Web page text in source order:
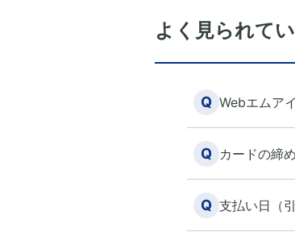
よく見られて
Q Webエムア
Q カードの締
Q 支払い日（